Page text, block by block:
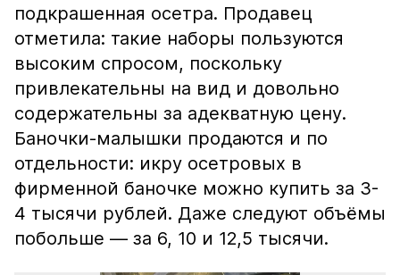
подкрашенная осетра. Продавец
отметила: такие наборы пользуются
высоким спросом, поскольку
привлекательны на вид и довольно
содержательны за адекватную цену.
Баночки-малышки продаются и по
отдельности: икру осетровых в
фирменной баночке можно купить за 3-
4 тысячи рублей. Даже следуют объёмы
побольше — за 6, 10 и 12,5 тысячи.